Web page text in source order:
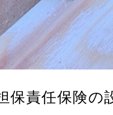
保責任保険の